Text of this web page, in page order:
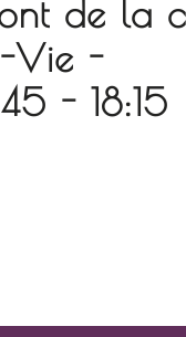
de la
Vie -
- 18:15